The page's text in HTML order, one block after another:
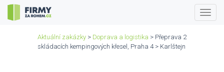
Aktuální zakázky > Doprava a logistika > Přeprava 2
skládacích kempingových křesel, Praha 4 > Karlštejn